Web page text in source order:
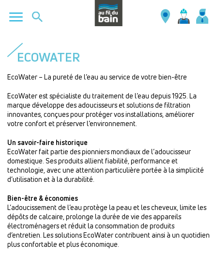
contenu
principal
ECOWATER
EcoWater – La pureté de l’eau au service de votre bien-être
EcoWater est spécialiste du traitement de l’eau depuis 1925. La
marque développe des adoucisseurs et solutions de filtration
innovantes, conçues pour protéger vos installations, améliorer
votre confort et préserver l’environnement.
Un savoir-faire historique
EcoWater fait partie des pionniers mondiaux de l’adoucisseur
domestique. Ses produits allient fiabilité, performance et
technologie, avec une attention particulière portée à la simplicité
d’utilisation et à la durabilité.
Bien-être & économies
L’adoucissement de l’eau protège la peau et les cheveux, limite les
dépôts de calcaire, prolonge la durée de vie des appareils
électroménagers et réduit la consommation de produits
d’entretien. Les solutions EcoWater contribuent ainsi à un quotidien
plus confortable et plus économique.